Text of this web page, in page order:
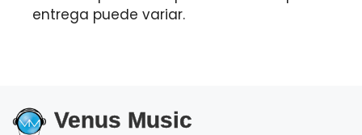
entrega puede variar.
Venus Music